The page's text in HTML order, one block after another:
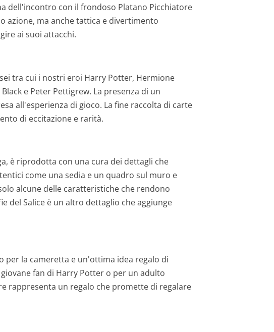
dell'incontro con il frondoso Platano Picchiatore
azione, ma anche tattica e divertimento
ai suoi attacchi.
tra cui i nostri eroi Harry Potter, Hermione
e Peter Pettigrew. La presenza di un
all'esperienza di gioco. La fine raccolta di carte
di eccitazione e rarità.
è riprodotta con una cura dei dettagli che
come una sedia e un quadro sul muro e
alcune delle caratteristiche che rendono
del Salice è un altro dettaglio che aggiunge
per la cameretta e un'ottima idea regalo di
fan di Harry Potter o per un adulto
rappresenta un regalo che promette di regalare